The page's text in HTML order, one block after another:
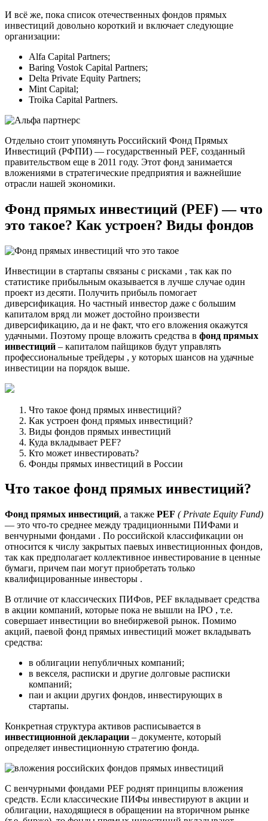
И всё же, пока список отечественных фондов прямых
инвестиций довольно короткий и включает следующие
организации:
Alfa Capital Partners;
Baring Vostok Capital Partners;
Delta Private Equity Partners;
Mint Capital;
Troika Capital Partners.
Отдельно стоит упомянуть Российский Фонд Прямых
Инвестиций (РФПИ) — государственный PEF, созданный
правительством еще в 2011 году. Этот фонд занимается
вложениями в стратегические предприятия и важнейшие
отрасли нашей экономики.
Фонд прямых инвестиций (PEF) — что
это такое? Как устроен? Виды фондов
Инвестиции в стартапы связаны с рисками , так как по
статистике прибыльным оказывается в лучше случае один
проект из десяти. Получить прибыль помогает
диверсификация. Но частный инвестор даже с большим
капиталом вряд ли может достойно произвести
диверсификацию, да и не факт, что его вложения окажутся
удачными. Поэтому проще вложить средства в фонд прямых
инвестиций – капиталом пайщиков будут управлять
профессиональные трейдеры , у которых шансов на удачные
инвестиции на порядок выше.
Что такое фонд прямых инвестиций?
Как устроен фонд прямых инвестиций?
Виды фондов прямых инвестиций
Куда вкладывает PEF?
Кто может инвестировать?
Фонды прямых инвестиций в России
Что такое фонд прямых инвестиций?
Фонд прямых инвестиций, а также PEF ( Private Equity Fund)
— это что-то среднее между традиционными ПИФами и
венчурными фондами . По российской классификации он
относится к числу закрытых паевых инвестиционных фондов,
так как предполагает коллективное инвестирование в ценные
бумаги, причем паи могут приобретать только
квалифицированные инвесторы .
В отличие от классических ПИФов, PEF вкладывает средства
в акции компаний, которые пока не вышли на IPO , т.е.
совершает инвестиции во внебиржевой рынок. Помимо
акций, паевой фонд прямых инвестиций может вкладывать
средства:
в облигации непубличных компаний;
в векселя, расписки и другие долговые расписки
компаний;
паи и акции других фондов, инвестирующих в
стартапы.
Конкретная структура активов расписывается в
инвестиционной декларации – документе, который
определяет инвестиционную стратегию фонда.
С венчурными фондами PEF роднят принципы вложения
средств. Если классические ПИФы инвестируют в акции и
облигации, находящиеся в обращении на вторичном рынке